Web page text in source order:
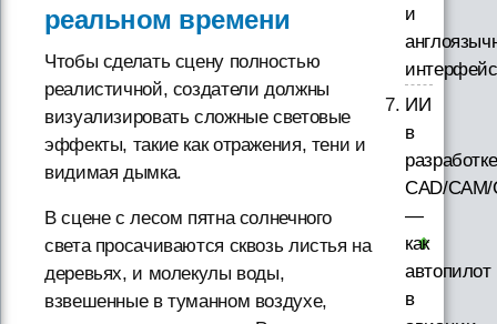
реальном времени
Чтобы сделать сцену полностью
реалистичной, создатели должны
визуализировать сложные световые
эффекты, такие как отражения, тени и
видимая дымка.
В сцене с лесом пятна солнечного
света просачиваются сквозь листья на
деревьях, и молекулы воды,
взвешенные в туманном воздухе,
и
ИИ
в
разработке
CAD/
—
как
автопилот
в